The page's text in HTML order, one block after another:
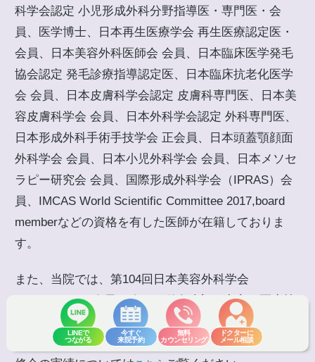
LINEで
つながる
今すぐ
来院予約
無料
カウンセリング
ドクターに
メール相談
科学会認定 小児形成外科分野指導医・専門医・会
員、医学博士、日本再生医療学会 再生医療認定医・
会員、日本美容外科医師会 会員、日本臨床医学発毛
協会認定 発毛診療指導認定医、日本臨床抗老化医学
会 会員、日本皮膚科学会認定 皮膚科専門医、日本美
容皮膚科学会 会員、日本外科学会認定 外科専門医、
日本形成外科手術手技学会 正会員、日本頭蓋顎顔面
外科学会 会員、日本小児外科学会 会員、日本メソセ
ラピー研究会 会員、国際形成外科学会（IPRAS）会
員、IMCAS World Scientific Committee 2017,board
memberなどの資格を有した医師が在籍しておりま
す。
また、当院では、第104回日本美容外科学会
（JSAS）にて会長を務めた鎌倉達郎を中心に医療技
術向上のため、院内外、国内国外を問わず様々な勉
強会や技術研修会を実施しております。勉強会・研